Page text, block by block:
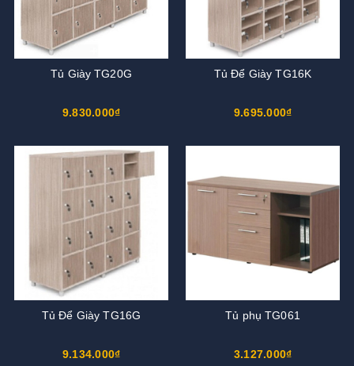
Tủ Giày TG20G
9.830.000₫
Tủ Để Giày TG16K
9.695.000₫
Tủ Để Giày TG16G
9.134.000₫
Tủ phụ TG061
3.127.000₫